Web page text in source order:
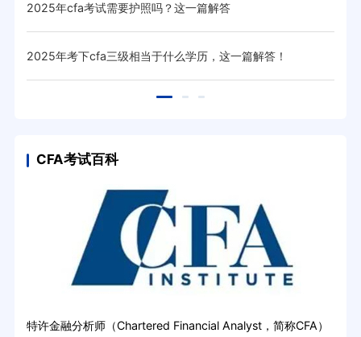
2025年cfa考试需要护照吗？这一篇解答
2025年考下cfa三级相当于什么学历，这一篇解答！
CFA考试百科
特许金融分析师（Chartered Financial Analyst，简称CFA）